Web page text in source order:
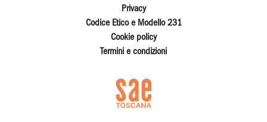
Privacy
Codice Etico e Modello 231
Cookie policy
Termini e condizioni